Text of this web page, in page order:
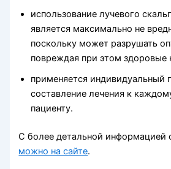
использование лучевого
является максимально не
поскольку может разрушать
повреждая при этом здоровые
применяется индивидуальный
составление лечения к
пациенту.
С более детальной информацией
можно на сайте.